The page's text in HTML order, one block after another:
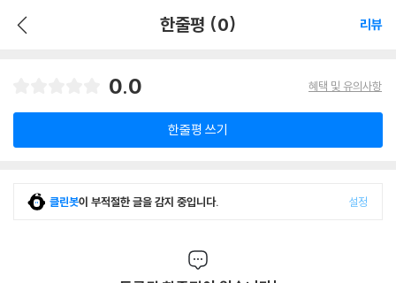
한줄평 (0) 리뷰
0.0 혜택 및 유의사항
한줄평 쓰기
클린봇이 부적절한 글을 감지 중입니다. 설정